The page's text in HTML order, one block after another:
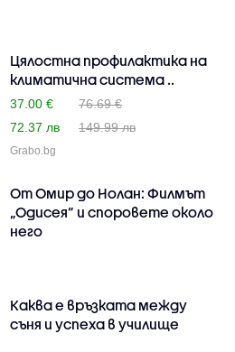
Цялостна профилактика на
климатична система ..
37.00 €
76.69 €
72.37 лв
149.99 лв
Grabo.bg
От Омир до Нолан: Филмът
„Одисея” и споровете около
него
Каква е връзката между
съня и успеха в училище